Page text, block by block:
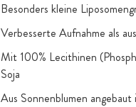
Besonders kleine
Verbesserte Aufnahme als
Mit 100% Lecithinen
Soja
Aus Sonnenblumen